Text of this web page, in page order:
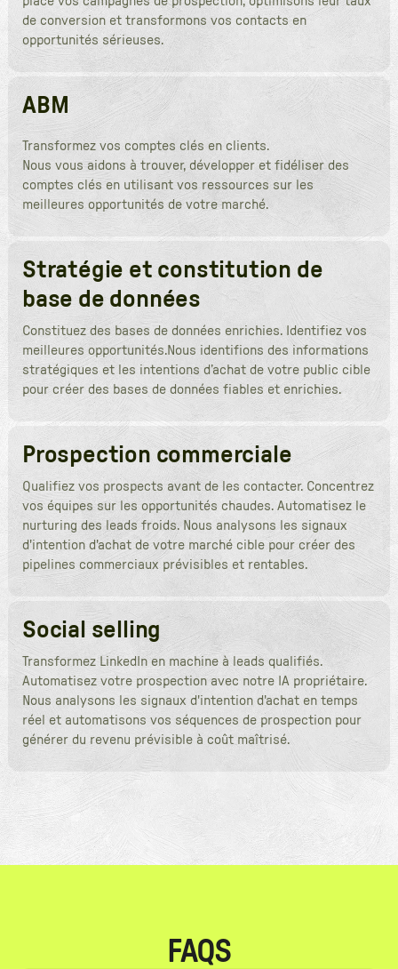
de conversion et transformons vos contacts en
opportunités sérieuses.
ABM
Transformez vos comptes clés en clients.
Nous vous aidons à trouver, développer et fidéliser des
comptes clés en utilisant vos ressources sur les
meilleures opportunités de votre marché.
Stratégie et constitution de
base de données
Constituez des bases de données enrichies. Identifiez vos
meilleures opportunités.Nous identifions des informations
stratégiques et les intentions d’achat de votre public cible
pour créer des bases de données fiables et enrichies.
Prospection commerciale
Qualifiez vos prospects avant de les contacter. Concentrez
vos équipes sur les opportunités chaudes. Automatisez le
nurturing des leads froids. Nous analysons les signaux
d'intention d'achat de votre marché cible pour créer des
pipelines commerciaux prévisibles et rentables.
Social selling
Transformez LinkedIn en machine à leads qualifiés.
Automatisez votre prospection avec notre IA propriétaire.
Nous analysons les signaux d'intention d'achat en temps
réel et automatisons vos séquences de prospection pour
générer du revenu prévisible à coût maîtrisé.
FAQS